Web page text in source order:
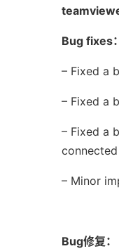
Bug fixes：
– Fixed a
– Fixed a
– Fixed a
– Minor
Bug修复：